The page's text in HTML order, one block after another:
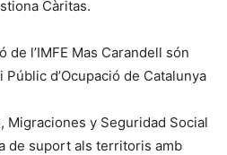
Càritas.
de l’IMFE Mas Carandell són
d’Ocupació de Catalunya
, Migraciones y Seguridad Social
de suport als territoris amb